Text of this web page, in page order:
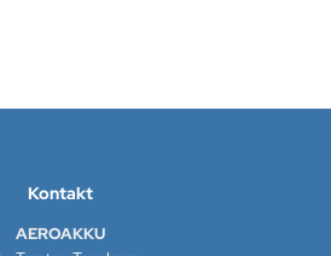
Kontakt
AEROAKKU